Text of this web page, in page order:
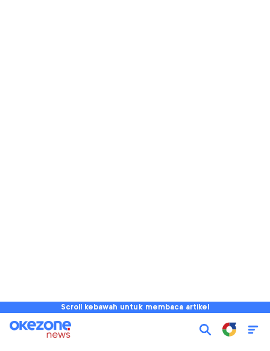
Scroll kebawah untuk membaca artikel